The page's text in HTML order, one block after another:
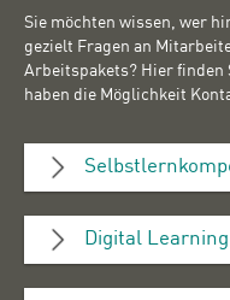
Sie möchten wissen, wer
gezielt Fragen an
Arbeitspakets? Hier finden
haben die Möglichkeit
Digital